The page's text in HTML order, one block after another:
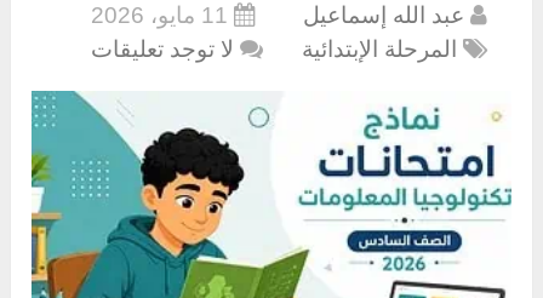
عبد الله إسماعيل
11 مايو، 2026
المرحلة الإبتدائية
لا توجد تعليقات